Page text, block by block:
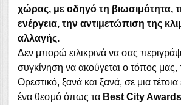
χώρας, με οδηγό τη βιωσιμότητα,
ενέργεια, την αντιμετώπιση της
αλλαγής.
Δεν μπορώ ειλικρινά να σας
συγκίνηση να ακούγεται ο τόπος μας,
Ορεστικό, ξανά και ξανά, σε μια
ένα θεσμό όπως τα Best City Awards